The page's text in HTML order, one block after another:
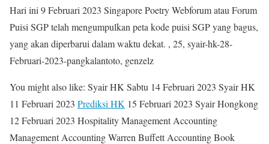
Hari ini 9 Februari 2023 Singapore Poetry Webforum atau Forum
Puisi SGP telah mengumpulkan peta kode puisi SGP yang bagus,
yang akan diperbarui dalam waktu dekat. , 25, syair-hk-28-
Februari-2023-pangkalantoto, genzelz
You might also like: Syair HK Sabtu 14 Februari 2023 Syair HK
11 Februari 2023 Prediksi HK 15 Februari 2023 Syair Hongkong
12 Februari 2023 Hospitality Management Accounting
Management Accounting Warren Buffett Accounting Book